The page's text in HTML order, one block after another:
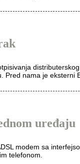
Pred nama je eksterni
uređaju
modem sa
telefonom.